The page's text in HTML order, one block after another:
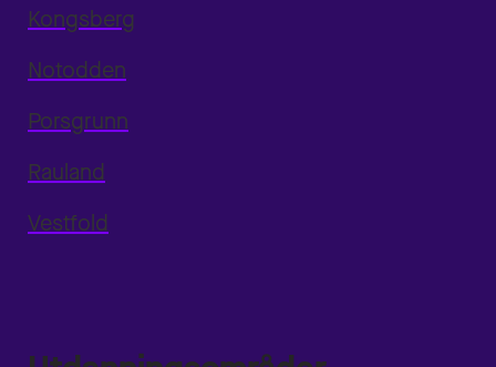
Kongsberg
Notodden
Porsgrunn
Rauland
Vestfold